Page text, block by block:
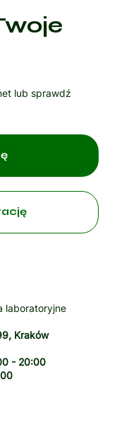
lub sprawdź
laboratoryjne
Kraków
- 20:00